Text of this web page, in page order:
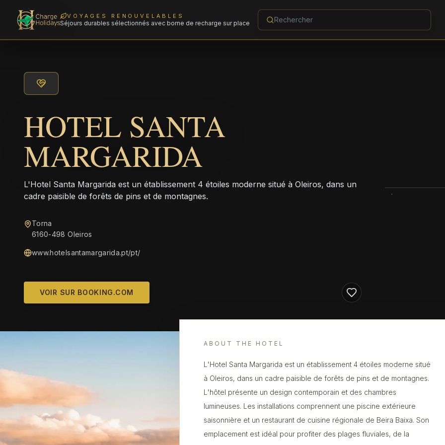
VOYAGES RENOUVELABLES
Séjours durables sélectionnés avec borne de recharge sur place
HOTEL SANTA
MARGARIDA
L'Hotel Santa Margarida est un établissement 4 étoiles moderne situé à Oleiros, dans un
cadre paisible de forêts de pins et de montagnes.
Torna
6160-498 Oleiros
www.hotelsantamargarida.pt/pt/
VOIR SUR BOOKING.COM
ABOUT THE HOTEL
L'Hotel Santa Margarida est un établissement 4 étoiles moderne situé
à Oleiros, dans un cadre paisible de forêts de pins et de montagnes.
L'hôtel présente un design contemporain et des chambres
lumineuses. Les installations comprennent une piscine extérieure
saisonnière et un restaurant de cuisine régionale de Beira Baixa. Son
emplacement est idéal pour profiter des plages fluviales, de la